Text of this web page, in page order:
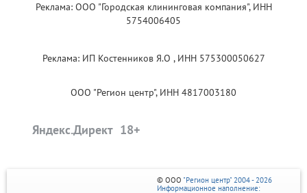
Реклама: ООО "Городская клининговая компания", ИНН
5754006405
Реклама: ИП Костенников Я.О , ИНН 575300050627
ООО "Регион центр", ИНН 4817003180
Яндекс.Директ
© ООО "Регион центр" 2004 - 2026
Информационное наполнение: